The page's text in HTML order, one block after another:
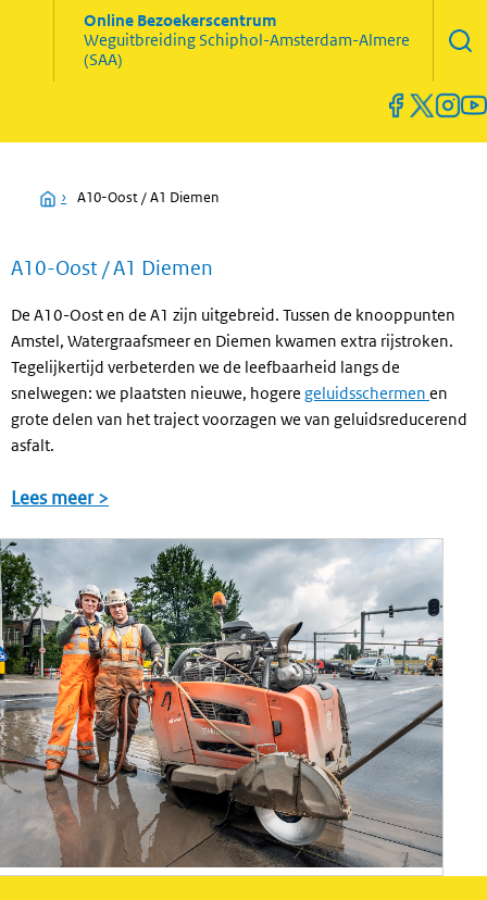
Online Bezoekerscentrum
WeguitbreidingSchiphol-Amsterdam-Almere
(SAA)
Home
› A10-Oost / A1 Diemen
A10-Oost / A1 Diemen
De A10-Oost en de A1 zijn uitgebreid. Tussen de knooppunten
Amstel, Watergraafsmeer en Diemen kwamen extra rijstroken.
Tegelijkertijd verbeterden we de leefbaarheid langs de
snelwegen: we plaatsten nieuwe, hogere geluidsschermen en
grote delen van het traject voorzagen we van geluidsreducerend
asfalt.
Lees meer >